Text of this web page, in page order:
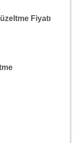
Fiyatı